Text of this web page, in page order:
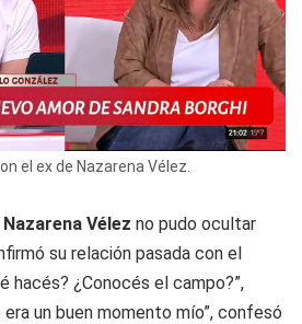
el ex de Nazarena Vélez.
Nazarena Vélez no pudo ocultar
su relación pasada con el
hacés? ¿Conocés el campo?”,
un buen momento mío”, confesó